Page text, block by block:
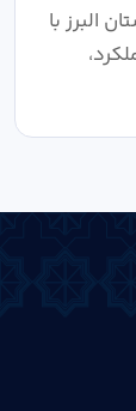
البرز با